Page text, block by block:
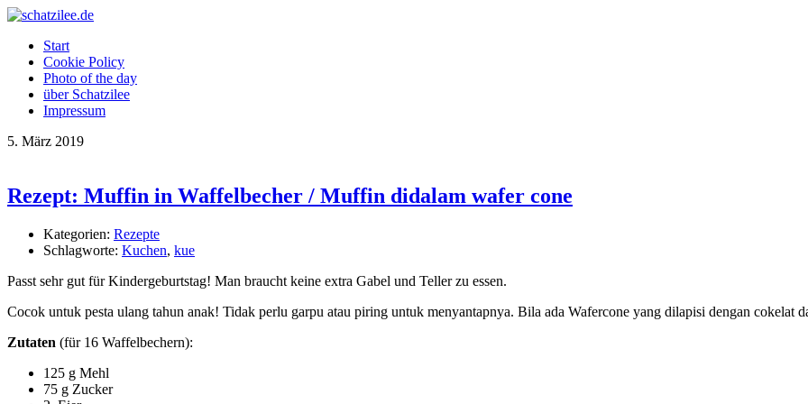
Start
Cookie Policy
Photo of the day
über Schatzilee
Impressum
5. März 2019
Rezept: Muffin in Waffelbecher / Muffin didalam wafer cone
Kategorien: Rezepte
Schlagworte: Kuchen, kue
Passt sehr gut für Kindergeburtstag! Man braucht keine extra Gabel und Teller zu essen.
Cocok untuk pesta ulang tahun anak! Tidak perlu garpu atau piring untuk menyantapnya. Bila ada Wafercone yang dilapisi dengan cokelat
Zutaten (für 16 Waffelbechern):
125 g Mehl
75 g Zucker